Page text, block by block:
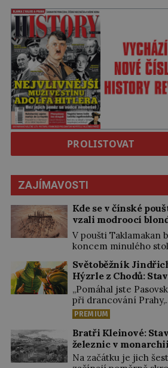
PROLISTOVAT
ZAJÍMAVOSTI
Kde se v čínské
vzali modroocí
V poušti Taklamakan
koncem minulého
s téměř netknutými
mumiemi. Všichni
byli pohřbeni s úctou
četnými milodary. Asi
nejvíc přitom vědce
hrob tříměsíčního
chlapečka s modrou
filcovou čapkou, z níž
draly blonďaté vlásky.
že jsou těla dávných
Světoběžník
Hýzrle z Chodů:
ho měli za zrádce
„Pomáhal jste
při drancování Prahy,
zradil jste nás!“
čeští stavové hlavního
zbrojmistra zemské
hotovosti. Jindřich se
zastrašit nenechá.
Zachová chladnou
PREMIUM
Bratři Kleinové:
železnic v monarchii
ovládli samouci
Na začátku je jich